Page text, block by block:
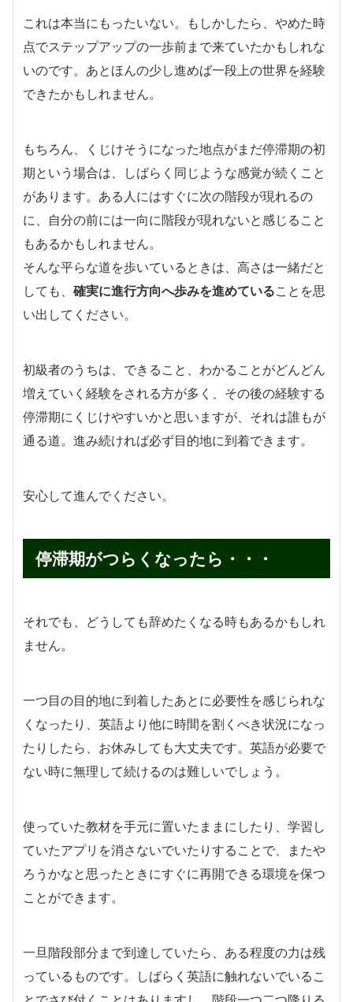
これは本当にもったいない。もしかしたら、やめた時
点でステップアップの一歩前まで来ていたかもしれな
いのです。あとほんの少し進めば一段上の世界を経験
できたかもしれません。
もちろん、くじけそうになった地点がまだ停滞期の初
期という場合は、しばらく同じような感覚が続くこと
があります。ある人にはすぐに次の階段が現れるの
に、自分の前には一向に階段が現れないと感じること
もあるかもしれません。
そんな平らな道を歩いているときは、高さは一緒だと
しても、 確実に進行方向へ歩みを進めていることを思
い出してください。
初級者のうちは、できること、わかることがどんどん
増えていく経験をされる方が多く、その後の経験する
停滞期にくじけやすいかと思いますが、それは誰もが
通る道。 進み続ければ必ず目的地に到着できます。
安心して進んでください。
停滞期がつらくなったら・・・
それでも、どうしても辞めたくなる時もあるかもしれ
ません。
一つ目の目的地に到着したあとに必要性を感じられな
くなったり、英語より他に時間を割くべき状況になっ
たりしたら、お休みしても大丈夫です。英語が必要で
ない時に無理して続けるのは難しいでしょう。
使っていた教材を手元に置いたままにしたり、学習し
ていたアプリを消さないでいたりすることで、またや
ろうかなと思ったときにすぐに再開できる環境を保つ
ことができます。
一旦階段部分まで到達していたら、ある程度の力は残
っているものです。しばらく英語に触れないでいるこ